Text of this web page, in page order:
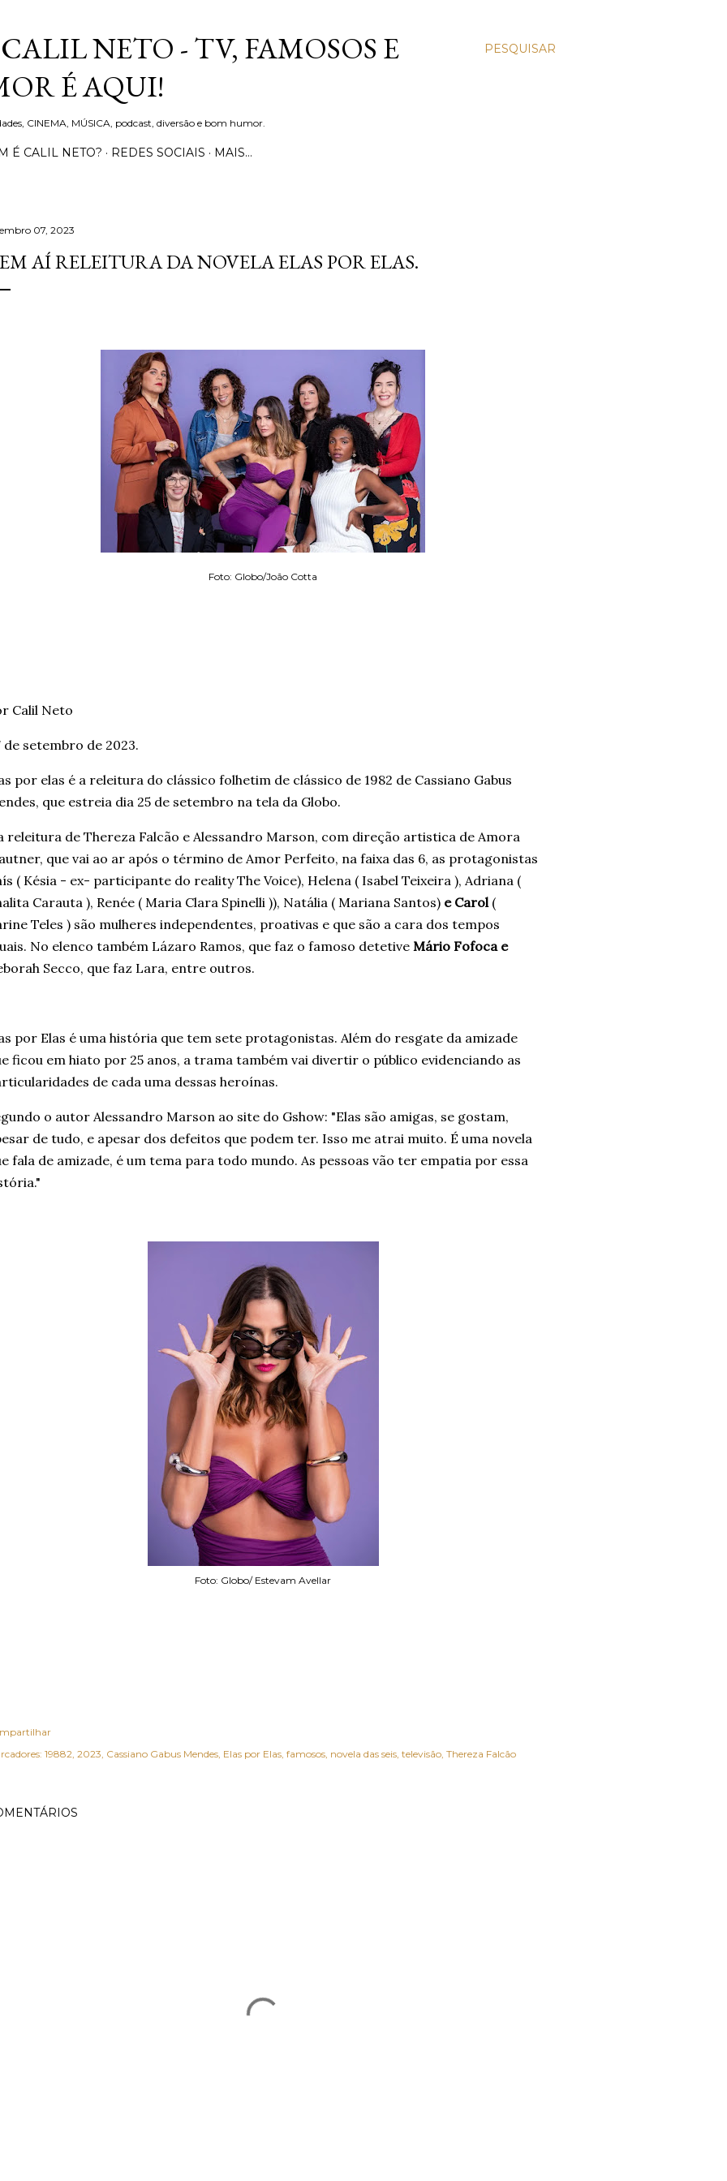
PESQUISAR
NETO - TV, FAMOSOS E
É AQUI!
CINEMA, MÚSICA, podcast, diversão e bom humor.
É CALIL NETO? REDES SOCIAIS MAIS…
07, 2023
AÍ RELEITURA DA NOVELA ELAS POR ELAS.
Foto: Globo/João Cotta
Calil Neto
de setembro de 2023.
por elas é a releitura do clássico folhetim de clássico de 1982 de Cassiano Gabus
que estreia dia 25 de setembro na tela da Globo.
releitura deThereza Falcão e Alessandro Marson, com direção artistica de Amora
, que vai ao ar após o término de Amor Perfeito, na faixa das 6, as protagonistas
( Késia - ex- participante do reality The Voice), Helena ( Isabel Teixeira ), Adriana (
Carauta ), Renée ( Maria Clara Spinelli )), Natália ( Mariana Santos) e Carol (
Teles ) são mulheres independentes, proativas e que são a cara dos tempos
No elenco também Lázaro Ramos, que faz o famoso detetive Mário Fofoca e
Secco, que faz Lara, entre outros.
por Elas é uma história que tem sete protagonistas. Além do resgate da amizade
ficou em hiato por 25 anos, a trama também vai divertir o público evidenciando as
de cada uma dessas heroínas.
o autorAlessandro Marson ao site do Gshow: "Elas são amigas, se gostam,
de tudo, e apesar dos defeitos que podem ter. Isso me atrai muito. É uma novela
fala de amizade, é um tema para todo mundo. As pessoas vão ter empatia por essa
Foto: Globo/ Estevam Avellar
19882 2023 Cassiano Gabus Mendes Elas por Elas famosos novela das seis televisão Thereza Falcão